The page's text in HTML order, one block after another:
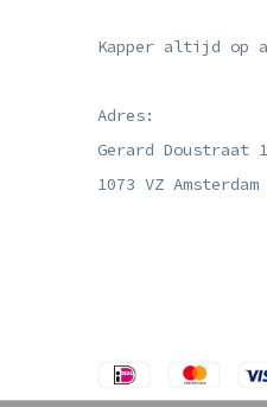
Kapper altijd op
Adres:
Gerard Doustraat
1073 VZ Amsterdam